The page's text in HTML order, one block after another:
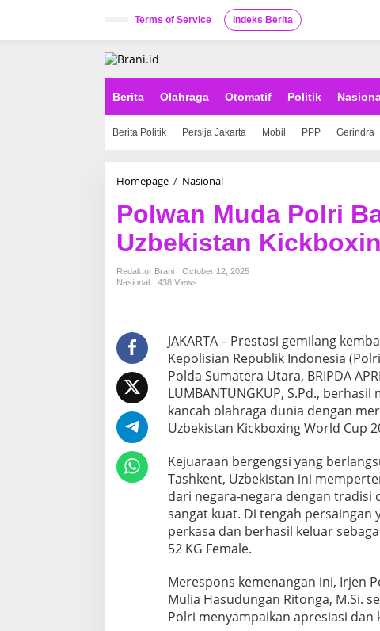
Terms of Service Indeks Berita
Berita Olahraga Otomatif Politik
Berita Politik Persija Jakarta Mobil PPP Gerindra
Homepage / Nasional
l
w
a
n
M
u
r
i
B
a
w
a
u
l
a
n
g
E
m
s
d
a
r
Polwan Muda Polri
Uzbekistan
Redaktur Brani
October 12, 2025
Nasional
438 Views
JAKARTA – Prestasi gemilang
Kepolisian Republik Indonesia
Polda Sumatera Utara, BRIPDA
LUMBANTUNGKUP, S.Pd.,
kancah olahraga dunia dengan
Uzbekistan Kickboxing World Cup
Kejuaraan bergengsi yang
Tashkent, Uzbekistan ini
dari negara-negara dengan tradisi
sangat kuat. Di tengah persaingan
perkasa dan berhasil keluar
52 KG Female.
Merespons kemenangan ini, Irjen
Mulia Hasudungan Ritonga, M.Si.
Polri menyampaikan apresiasi dan